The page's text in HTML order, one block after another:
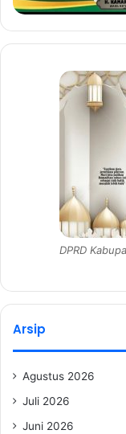
DPRD
Arsip
Agustus 2026
Juli 2026
Juni 2026